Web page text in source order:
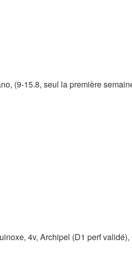
(9-15.8, seul la première
4v, Archipel (D1 perf